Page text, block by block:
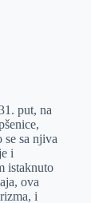
put, na
se sa njiva
i
istaknuto
ova
i